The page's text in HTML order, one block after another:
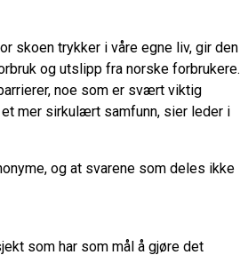
skoen trykker i våre egne liv, gir den
og utslipp fra norske forbrukere.
noe som er svært viktig
mer sirkulært samfunn, sier leder i
og at svarene som deles ikke
som har som mål å gjøre det